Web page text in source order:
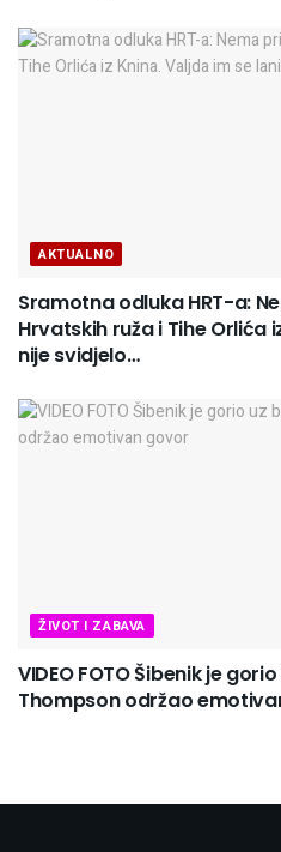
AKTUALNO
Sramotna odluka HRT-a:
Hrvatskih ruža i Tihe Orlića
nije svidjelo…
ŽIVOT I ZABAVA
VIDEO FOTO Šibenik je
Thompson održao